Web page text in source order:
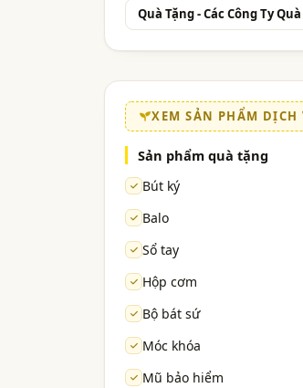
Quà Tặng - Các Công Ty
XEM SẢN PHẨM DỊCH
Sản phẩm quà tặng
Bút ký
Balo
Sổ tay
Hộp cơm
Bộ bát sứ
Móc khóa
Mũ bảo hiểm